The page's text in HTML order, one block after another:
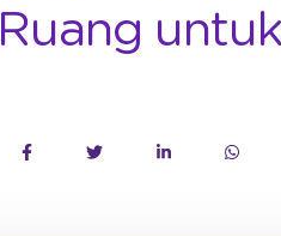
Ruang